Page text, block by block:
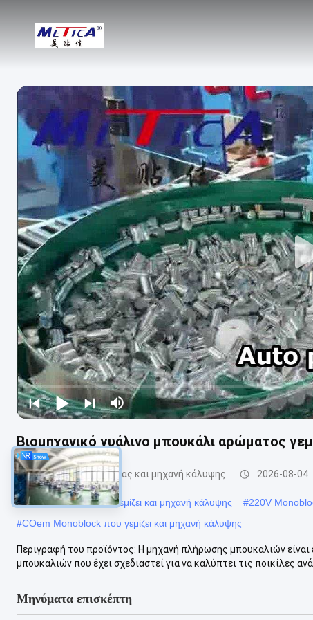
Βιομηχανικό γυάλινο μπουκάλι αρώματος
monoblock γεμίζοντας και μηχανή κάλυψης 2026-08-04
#PLC Monoblock που γεμίζει και μηχανή κάλυψης #220V
#COem Monoblock που γεμίζει και μηχανή κάλυψης
Περιγραφή του προϊόντος: Η μηχανή πλήρωσης μπουκαλιών
μπουκαλιών που έχει σχεδιαστεί για να καλύπτει τις ποικίλες
Μηνύματα επισκέπτη